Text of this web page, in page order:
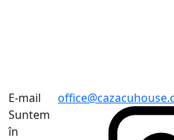
E-mail
Suntem
în